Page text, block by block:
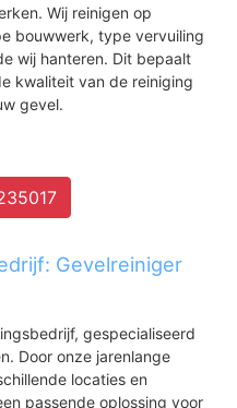
Wij reinigen op
bouwwerk, type vervuiling
wij hanteren. Dit bepaalt
kwaliteit van de reiniging
gevel.
Gevelreiniger
gespecialiseerd
Door onze jarenlange
locaties en
passende oplossing voor